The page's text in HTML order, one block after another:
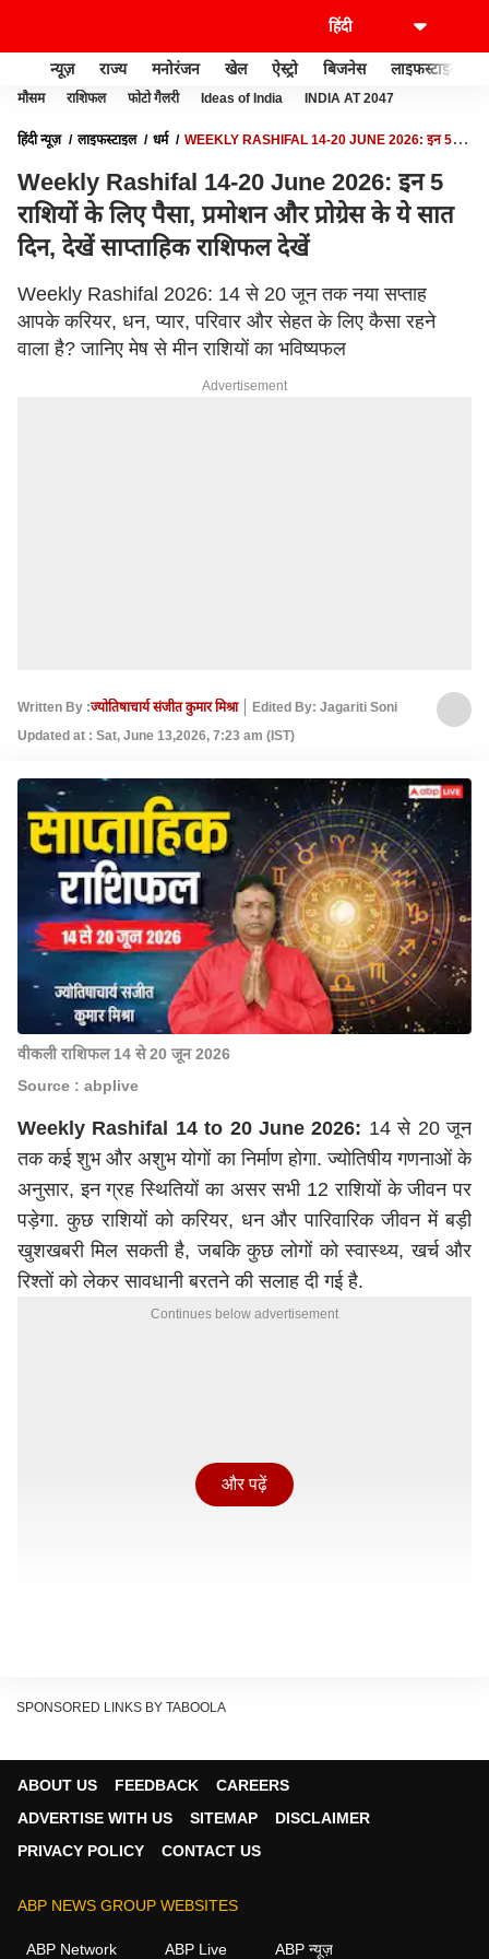
न्यूज़ राज्य मनोरंजन खेल ऐस्ट्रो बिजनेस लाइफस्टाइल
मौसम राशिफल फोटो गैलरी Ideas of India INDIA AT 2047
हिंदी न्यूज़ लाइफस्टाइल धर्म
WEEKLY RASHIFAL 14-20 JUNE 2026: इन 5
Weekly Rashifal 14-20 June 2026: इन 5
राशियों के लिए पैसा, प्रमोशन और प्रोग्रेस के ये सात
दिन, देखें साप्ताहिक राशिफल देखें
Weekly Rashifal 2026: 14 से 20 जून तक नया सप्ताह
आपके करियर, धन, प्यार, परिवार और सेहत के लिए कैसा रहने
वाला है? जानिए मेष से मीन राशियों का भविष्यफल
Advertisement
Written By :ज्योतिषाचार्य संजीत कुमार मिश्रा
Edited By: Jagariti Soni
Updated at : Sat, June 13,2026, 7:23 am (IST)
वीकली राशिफल 14 से 20 जून 2026
Source : abplive
Weekly Rashifal 14 to 20 June 2026: 14 से 20 जून
तक कई शुभ और अशुभ योगों का निर्माण होगा. ज्योतिषीय गणनाओं के
अनुसार, इन ग्रह स्थितियों का असर सभी 12 राशियों के जीवन पर
पड़ेगा. कुछ राशियों को करियर, धन और पारिवारिक जीवन में बड़ी
खुशखबरी मिल सकती है, जबकि कुछ लोगों को स्वास्थ्य, खर्च और
रिश्तों को लेकर सावधानी बरतने की सलाह दी गई है.
Continues below advertisement
आइए जानते हैं.
और पढ़ें
SPONSORED LINKS BY TABOOLA
ABOUT US FEEDBACK
CAREERS
ADVERTISE WITH US
SITEMAP
DISCLAIMER
PRIVACY POLICY
CONTACT US
ABP NEWS GROUP WEBSITES
ABP Network ABP Live ABP न्यूज़